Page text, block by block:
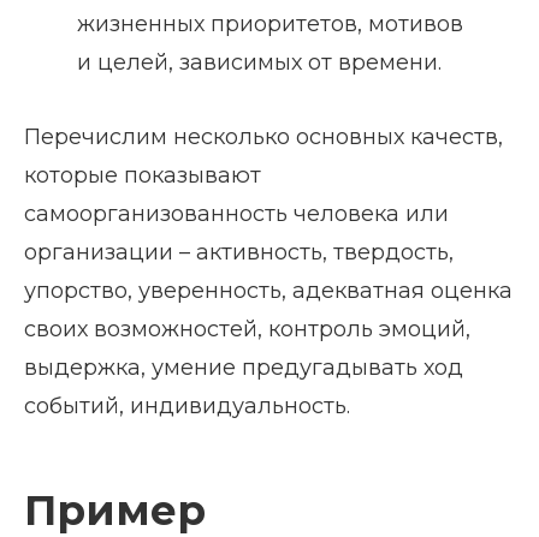
жизненных приоритетов, мотивов
и целей, зависимых от времени.
Перечислим несколько основных качеств,
которые показывают
самоорганизованность человека или
организации – активность, твердость,
упорство, уверенность, адекватная оценка
своих возможностей, контроль эмоций,
выдержка, умение предугадывать ход
событий, индивидуальность.
Пример